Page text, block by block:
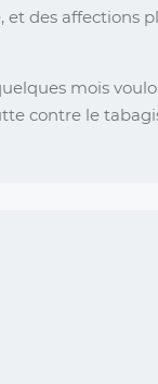
des affections
mois
contre le